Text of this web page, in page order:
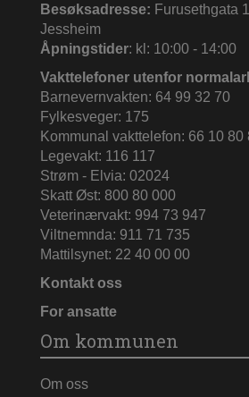
Besøksadresse: Furusethgata
Jessheim
Åpningstider: kl: 10:00 - 14:00
Vakttelefoner utenfor
Barnevernvakten: 64 99 32 70
Fylkesveger: 175
Kommunal vakttelefon: 66 10 80
Legevakt: 116 117
Strøm - Elvia: 02024
Skatt Øst: 800 80 000
Veterinærvakt: 994 73 947
Viltnemnda: 911 71 735
Mattilsynet: 22 40 00 00
Kontakt oss
For ansatte
Om kommunen
Om oss